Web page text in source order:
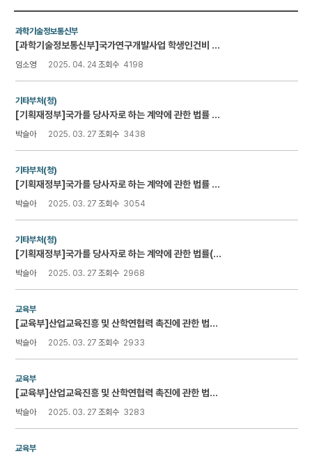
자료실
과학기술정보통신부
[과학기술정보통신부]국가연구개발사업 학생인건비 통합관리 제도 매뉴얼(시행 2025.4.14)
임소영 2025. 04. 24 조회수 4198
기타부처(청)
[기획재정부]국가를 당사자로 하는 계약에 관한 법률 시행규칙(시행 2025.01.02.)
박슬아 2025. 03. 27 조회수 3438
기타부처(청)
[기획재정부]국가를 당사자로 하는 계약에 관한 법률 시행령(시행 2024.12.24.)
박슬아 2025. 03. 27 조회수 3054
기타부처(청)
[기획재정부]국가를 당사자로 하는 계약에 관한 법률(시행 2024.09.27.)
박슬아 2025. 03. 27 조회수 2968
교육부
[교육부]산업교육진흥 및 산학연협력 촉진에 관한 법률 시행령(시행 2025.03.12.)
박슬아 2025. 03. 27 조회수 2933
교육부
[교육부]산업교육진흥 및 산학연협력 촉진에 관한 법률(시행 2025.06.21.)
박슬아 2025. 03. 27 조회수 3283
교육부